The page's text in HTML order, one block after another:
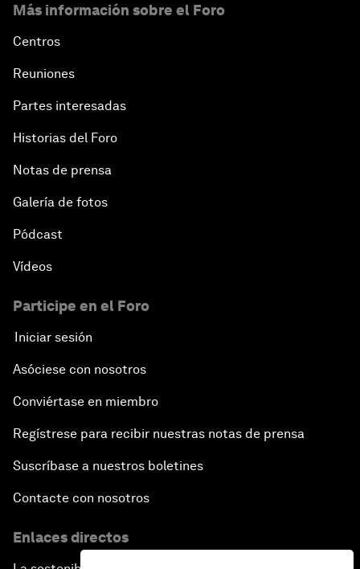
Más información sobre el Foro
Centros
Reuniones
Partes interesadas
Historias del Foro
Notas de prensa
Galería de fotos
Pódcast
Vídeos
Participe en el Foro
Iniciar sesión
Asóciese con nosotros
Conviértase en miembro
Regístrese para recibir nuestras notas de prensa
Suscríbase a nuestros boletines
Contacte con nosotros
Enlaces directos